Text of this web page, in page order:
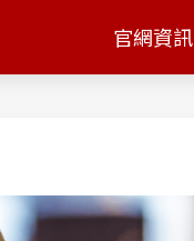
官網資訊